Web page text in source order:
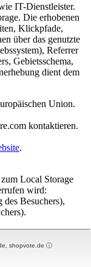
IT-Dienstleister.
Die erhobenen
Klickpfade,
über das genutzte
Referrer
Gebietsschema,
dient dem
Union.
kontaktieren.
.
Local Storage
wird:
des Besuchers),
shopvote.de ⓘ